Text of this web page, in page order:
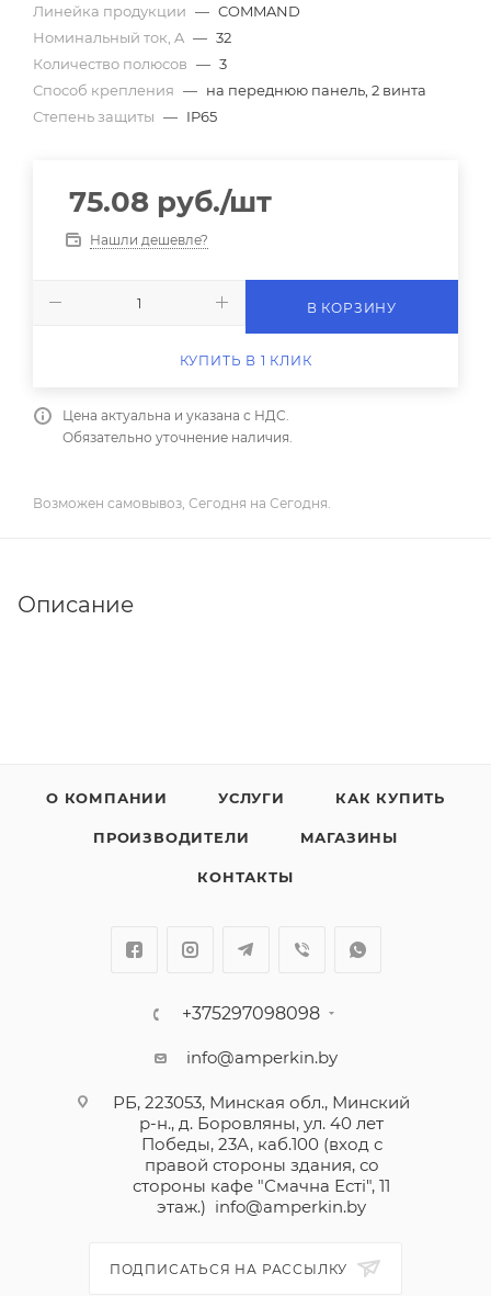
Линейка продукции — COMMAND
Номинальный ток, A — 32
Количество полюсов — 3
Способ крепления — на переднюю панель, 2 винта
Степень защиты — IP65
75.08 руб./шт
Нашли дешевле?
В КОРЗИНУ
КУПИТЬ В 1 КЛИК
Цена актуальна и указана с НДС.
Обязательно уточнение наличия.
Возможен самовывоз, Сегодня на Сегодня.
Описание
О КОМПАНИИ УСЛУГИ КАК КУПИТЬ
ПРОИЗВОДИТЕЛИ МАГАЗИНЫ
КОНТАКТЫ
+375297098098
info@amperkin.by
РБ, 223053, Минская обл., Минский
р-н., д. Боровляны, ул. 40 лет
Победы, 23А, каб.100 (вход с
правой стороны здания, со
стороны кафе "Смачна Естi", 11
этаж.) info@amperkin.by
ПОДПИСАТЬСЯ НА РАССЫЛКУ